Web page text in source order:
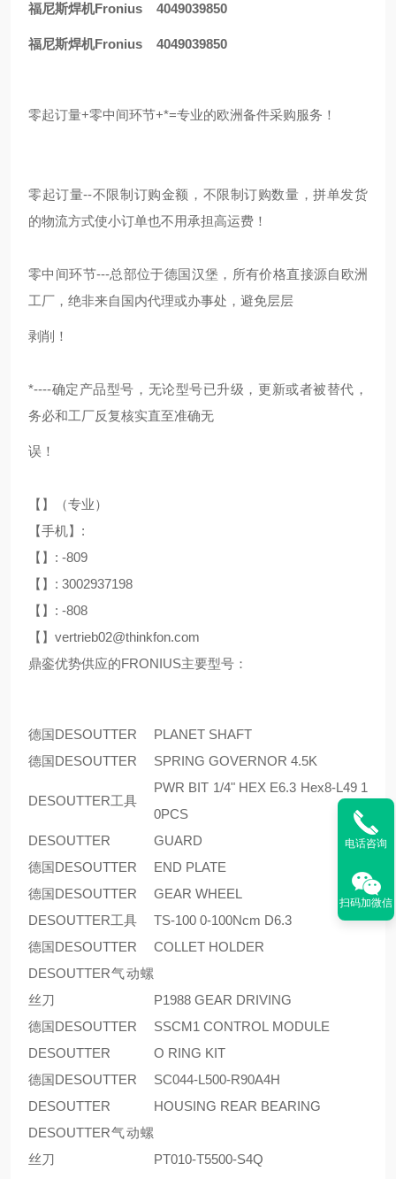
福尼斯焊机Fronius 4049039850
福尼斯焊机Fronius 4049039850
零起订量+零中间环节+*=专业的欧洲备件采购服务！
零起订量--不限制订购金额，不限制订购数量，拼单发货
的物流方式使小订单也不用承担高运费！
零中间环节---总部位于德国汉堡，所有价格直接源自欧洲
工厂，绝非来自国内代理或办事处，避免层层
剥削！
*----确定产品型号，无论型号已升级，更新或者被替代，
务必和工厂反复核实直至准确无
误！
【】（专业）
【手机】:
【】: -809
【】: 3002937198
【】: -808
【】vertrieb02@thinkfon.com
鼎銮优势供应的FRONIUS主要型号：
德国DESOUTTER
PLANET SHAFT
德国DESOUTTER
SPRING GOVERNOR 4.5K
DESOUTTER工具
PWR BIT 1/4" HEX E6.3 Hex8-L49 1
0PCS
DESOUTTER
GUARD
德国DESOUTTER
END PLATE
德国DESOUTTER
GEAR WHEEL
DESOUTTER工具
TS-100 0-100Ncm D6.3
德国DESOUTTER
COLLET HOLDER
DESOUTTER气动螺
丝刀
P1988 GEAR DRIVING
德国DESOUTTER
SSCM1 CONTROL MODULE
DESOUTTER
O RING KIT
德国DESOUTTER
SC044-L500-R90A4H
DESOUTTER
HOUSING REAR BEARING
DESOUTTER气动螺
丝刀
PT010-T5500-S4Q
电话咨询
扫码加微信